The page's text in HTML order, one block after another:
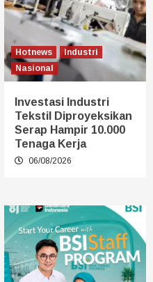
Hotnews
Industri
Nasional
Investasi Industri
Tekstil Diproyeksikan
Serap Hampir 10.000
Tenaga Kerja
06/08/2026